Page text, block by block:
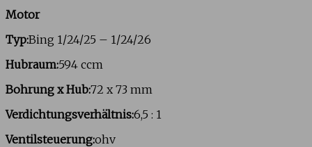
Motor
Typ:Bing 1/24/25 – 1/24/26
Hubraum:594 ccm
Bohrung x Hub:72 x 73 mm
Verdichtungsverhältnis:6,5 : 1
Ventilsteuerung:ohv